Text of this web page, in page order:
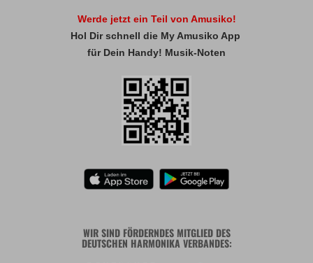
Werde jetzt ein Teil von Amusiko!
Hol Dir schnell die My Amusiko App
für Dein Handy! Musik-Noten
WIR SIND FÖRDERNDES MITGLIED DES
DEUTSCHEN HARMONIKA VERBANDES: